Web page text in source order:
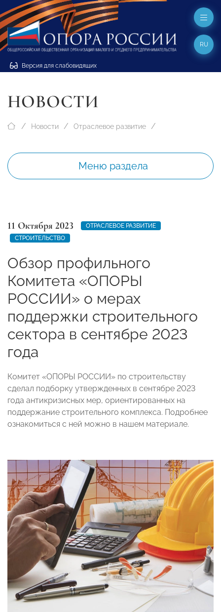
Версия для слабовидящих
RU
НОВОСТИ
Новости Отраслевое развитие
Меню раздела
11 Октября 2023
ОТРАСЛЕВОЕ РАЗВИТИЕ
СТРОИТЕЛЬСТВО
Обзор профильного
Комитета «ОПОРЫ
РОССИИ» о мерах
поддержки строительного
сектора в сентябре 2023
года
Комитет «ОПОРЫ РОССИИ» по строительству
сделал подборку утвержденных в сентябре 2023
года антикризисных мер, ориентированных на
поддержание строительного комплекса. Подробнее
ознакомиться с ней можно в нашем материале.